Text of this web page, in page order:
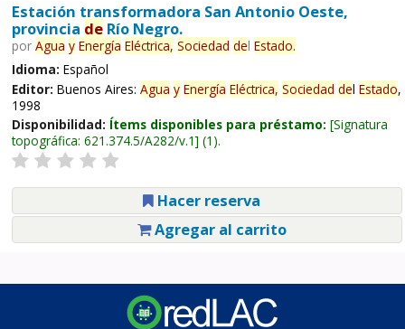
Estación transformadora San Antonio Oeste,
provincia deRío Negro.
por Agua y Energía Eléctrica, Sociedad del Estado.
Idioma: Español
Editor: Buenos Aires: Agua y Energía Eléctrica, Sociedad del Estado,
1998
Disponibilidad: Ítems disponibles para préstamo: Signatura
topográfica: 621.374.5/A282/v.1 (1).
Hacer reserva
Agregar al carrito